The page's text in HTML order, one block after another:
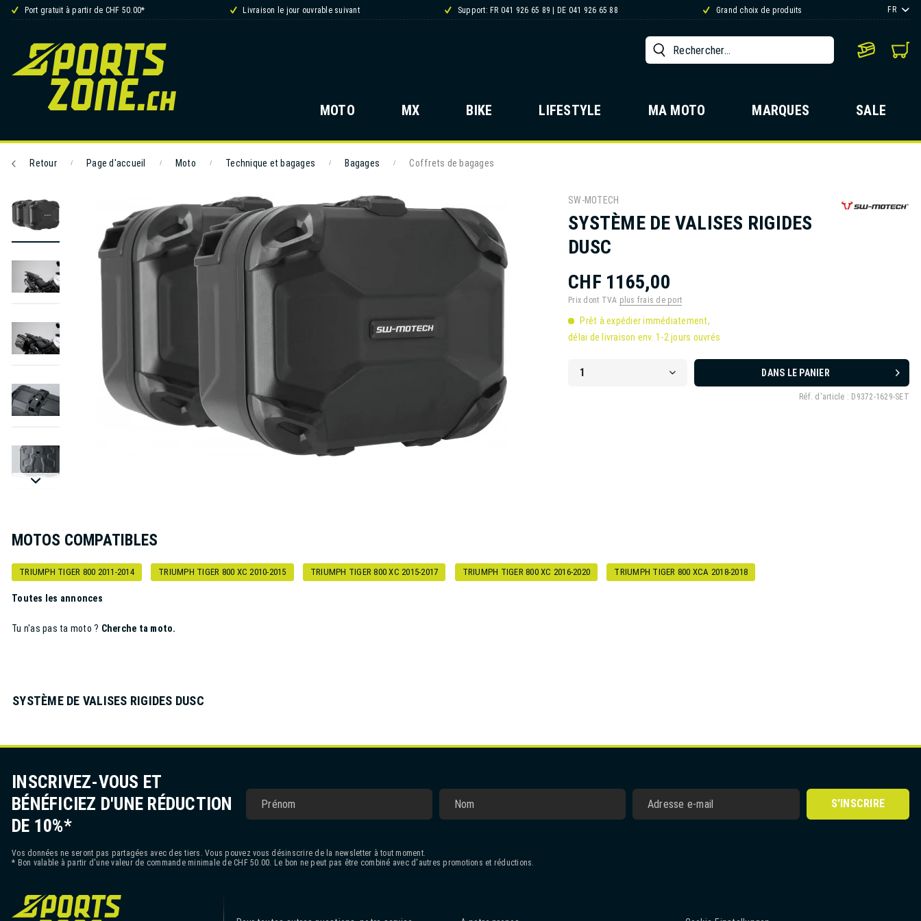
Port gratuit à partir de CHF 50.00* Livraison le jour ouvrable suivant Support: FR 041 926 65 89 | DE 041 926 65 88 Grand choix de produits FR
MOTO MX BIKE LIFESTYLE MA MOTO MARQUES SALE
Retour / Page d'accueil / Moto / Technique et bagages / Bagages / Coffrets de bagages
SW-MOTECH
SYSTÈME DE VALISES RIGIDES
DUSC
CHF 1165,00
Prix dont TVA plus frais de port
Prêt à expédier immédiatement,
délai de livraison env. 1-2 jours ouvrés
DANS LE PANIER
Réf. d'article : D9372-1629-SET
MOTOS COMPATIBLES
TRIUMPH TIGER 800 2011-2014 TRIUMPH TIGER 800 XC 2010-2015 TRIUMPH TIGER 800 XC 2015-2017 TRIUMPH TIGER 800 XC 2016-2020 TRIUMPH TIGER 800 XCA 2018-2018
Toutes les annonces
Tu n'as pas ta moto ? Cherche ta moto.
SYSTÈME DE VALISES RIGIDES DUSC
INSCRIVEZ-VOUS ET
BÉNÉFICIEZ D'UNE RÉDUCTION
DE 10%*
S'INSCRIRE
Vos données ne seront pas partagées avec des tiers. Vous pouvez vous désinscrire de la newsletter à tout moment.
* Bon valable à partir d'une valeur de commande minimale de CHF 50.00. Le bon ne peut pas être combiné avec d'autres promotions et réductions.